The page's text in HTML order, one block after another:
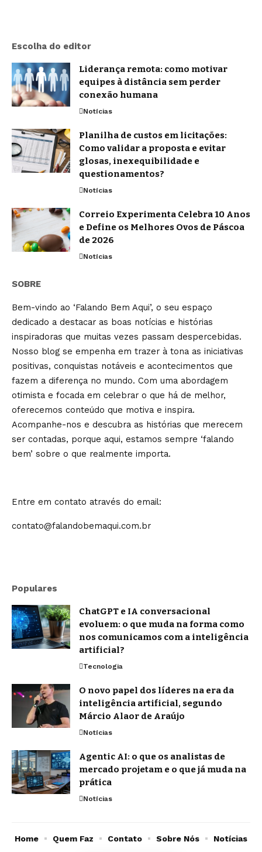
Escolha do editor
Liderança remota: como motivar
equipes à distância sem perder
conexão humana
Notícias
Planilha de custos em licitações:
Como validar a proposta e evitar
glosas, inexequibilidade e
questionamentos?
Notícias
Correio Experimenta Celebra 10 Anos
e Define os Melhores Ovos de Páscoa
de 2026
Notícias
SOBRE
Bem-vindo ao ‘Falando Bem Aqui’, o seu espaço
dedicado a destacar as boas notícias e histórias
inspiradoras que muitas vezes passam despercebidas.
Nosso blog se empenha em trazer à tona as iniciativas
positivas, conquistas notáveis e acontecimentos que
fazem a diferença no mundo. Com uma abordagem
otimista e focada em celebrar o que há de melhor,
oferecemos conteúdo que motiva e inspira.
Acompanhe-nos e descubra as histórias que merecem
ser contadas, porque aqui, estamos sempre ‘falando
bem’ sobre o que realmente importa.
Entre em contato através do email:
contato@falandobemaqui.com.br
Populares
ChatGPT e IA conversacional
evoluem: o que muda na forma como
nos comunicamos com a inteligência
artificial?
Tecnologia
O novo papel dos líderes na era da
inteligência artificial, segundo
Márcio Alaor de Araújo
Notícias
Agentic AI: o que os analistas de
mercado projetam e o que já muda na
prática
Notícias
Home Quem Faz Contato Sobre Nós Notícias